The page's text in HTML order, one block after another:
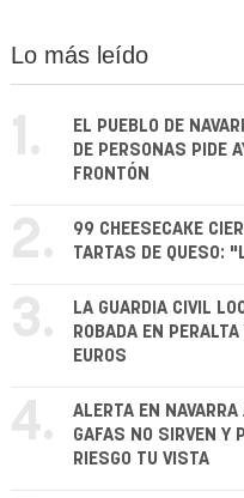
Lo más leído
1.
EL PUEBLO DE
DE PERSONAS PIDE
FRONTÓN
2.
99 CHEESECAKE
TARTAS DE QUESO:
3.
LA GUARDIA CIVIL
ROBADA EN
EUROS
4.
ALERTA EN
GAFAS NO SIRVEN Y
RIESGO TU VISTA